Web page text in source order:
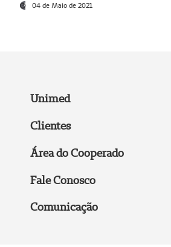
04 de Maio de 2021
Unimed
Clientes
Área do Cooperado
Fale Conosco
Comunicação